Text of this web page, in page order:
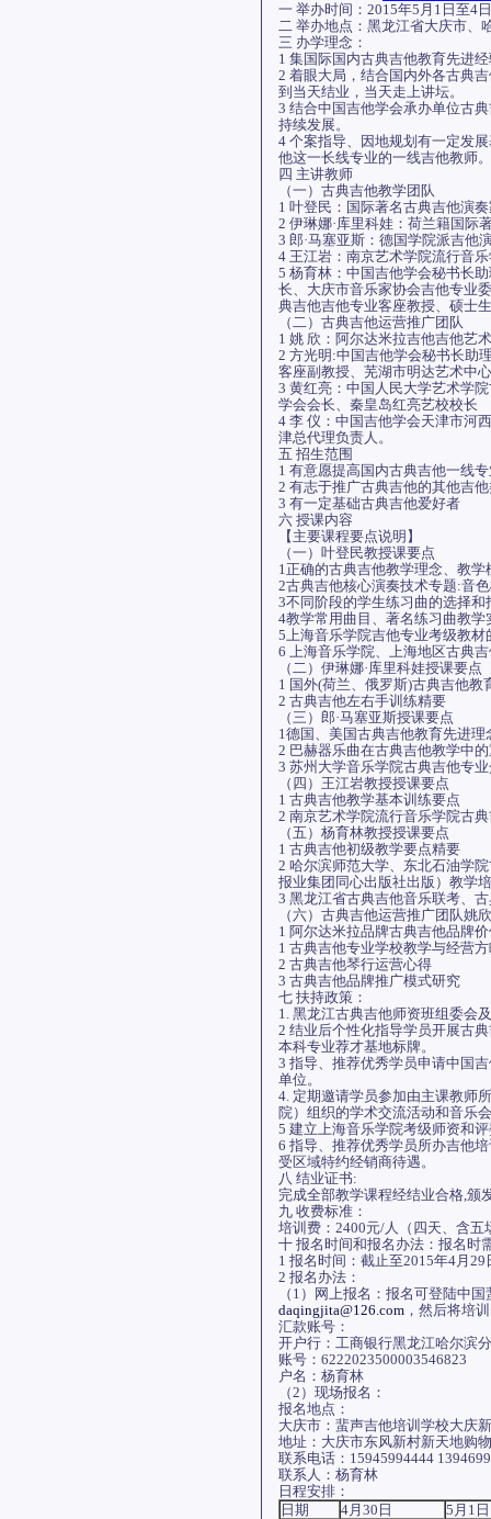
一 举办时间：2015年5月1日至4日
二 举办地点：黑龙江省大庆市、
三 办学理念：
1 集国际国内古典吉他教育先进
2 着眼大局，结合国内外各古典
到当天结业，当天走上讲坛。
3 结合中国吉他学会承办单位古
持续发展。
4 个案指导、因地规划有一定发
他这一长线专业的一线吉他教师。
四 主讲教师
（一）古典吉他教学团队
1 叶登民：国际著名古典吉他演
2 伊琳娜·库里科娃：荷兰籍国际
3 郎·马塞亚斯：德国学院派吉他
4 王江岩：南京艺术学院流行音
5 杨育林：中国吉他学会秘书长
长、大庆市音乐家协会吉他专业
典吉他吉他专业客座教授、硕士
（二）古典吉他运营推广团队
1 姚 欣：阿尔达米拉吉他吉他艺
2 方光明:中国吉他学会秘书长助
客座副教授、芜湖市明达艺术中
3 黄红亮：中国人民大学艺术学
学会会长、秦皇岛红亮艺校校长
4 李 仪：中国吉他学会天津市河
津总代理负责人。
五 招生范围
1 有意愿提高国内古典吉他一线
2 有志于推广古典吉他的其他吉
3 有一定基础古典吉他爱好者
六 授课内容
【主要课程要点说明】
（一）叶登民教授课要点
1正确的古典吉他教学理念、教学
2古典吉他核心演奏技术专题:音
3不同阶段的学生练习曲的选择和
4教学常用曲目、著名练习曲教学
5上海音乐学院吉他专业考级教材
6 上海音乐学院、上海地区古典
（二）伊琳娜·库里科娃授课要点
1 国外(荷兰、俄罗斯)古典吉他教
2 古典吉他左右手训练精要
（三）郎·马塞亚斯授课要点
1德国、美国古典吉他教育先进理
2 巴赫器乐曲在古典吉他教学中
3 苏州大学音乐学院古典吉他专
（四）王江岩教授授课要点
1 古典吉他教学基本训练要点
2 南京艺术学院流行音乐学院古
（五）杨育林教授授课要点
1 古典吉他初级教学要点精要
2 哈尔滨师范大学、东北石油学
报业集团同心出版社出版）教学
3 黑龙江省古典吉他音乐联考、
（六）古典吉他运营推广团队姚
1 阿尔达米拉品牌古典吉他品牌
1 古典吉他专业学校教学与经营
2 古典吉他琴行运营心得
3 古典吉他品牌推广模式研究
七 扶持政策：
1. 黑龙江古典吉他师资班组委会
2 结业后个性化指导学员开展古
本科专业荐才基地标牌。
3 指导、推荐优秀学员申请中国
单位。
4. 定期邀请学员参加由主课教师
院）组织的学术交流活动和音乐
5 建立上海音乐学院考级师资和
6 指导、推荐优秀学员所办吉他
受区域特约经销商待遇。
八 结业证书:
完成全部教学课程经结业合格,颁
九 收费标准：
培训费：2400元/人（四天、含
十 报名时间和报名办法：报名时
1 报名时间：截止至2015年4月29
2 报名办法：
（1）网上报名：报名可登陆中
daqingjita@126.com ，然后将培
汇款账号：
开户行：工商银行黑龙江哈尔滨
账号：6222023500003546823
户名：杨育林
（2）现场报名：
报名地点：
大庆市：蜚声吉他培训学校大庆
地址：大庆市东风新村新天地购
联系电话：15945994444
联系人：杨育林
日程安排：
日期
4月30日
5月1日